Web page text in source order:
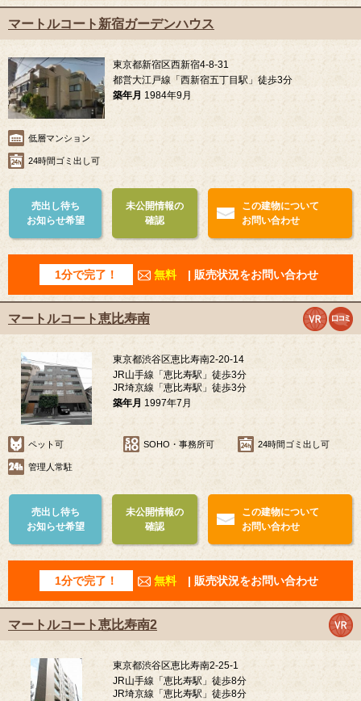
マートルコート新宿ガーデンハウス
東京都新宿区西新宿4-8-31
都営大江戸線「西新宿五丁目駅」徒歩3分
築年月 1984年9月
低層マンション
24時間ゴミ出し可
売出し待ち
お知らせ希望
未公開情報の
確認
この建物について
お問い合わせ
1分で完了！ 無料 | 販売状況をお問い合わせ
マートルコート恵比寿南
東京都渋谷区恵比寿南2-20-14
JR山手線「恵比寿駅」徒歩3分
JR埼京線「恵比寿駅」徒歩3分
築年月 1997年7月
ペット可 SOHO・事務所可 24時間ゴミ出し可
管理人常駐
売出し待ち
お知らせ希望
未公開情報の
確認
この建物について
お問い合わせ
1分で完了！ 無料 | 販売状況をお問い合わせ
マートルコート恵比寿南2
東京都渋谷区恵比寿南2-25-1
JR山手線「恵比寿駅」徒歩8分
JR埼京線「恵比寿駅」徒歩8分